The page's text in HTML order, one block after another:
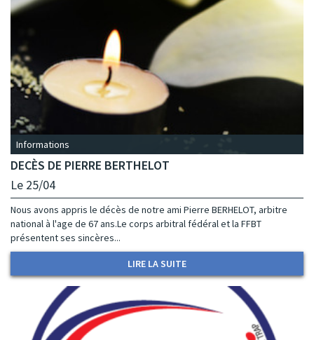
Informations
DECÈS DE PIERRE BERTHELOT
Le 25/04
Nous avons appris le décès de notre ami Pierre BERHELOT, arbitre
national à l'age de 67 ans.Le corps arbitral fédéral et la FFBT
présentent ses sincères...
LIRE LA SUITE